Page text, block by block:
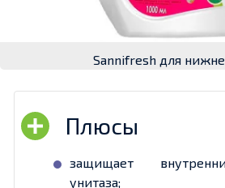
Sannifresh для
защищает
унитаза;